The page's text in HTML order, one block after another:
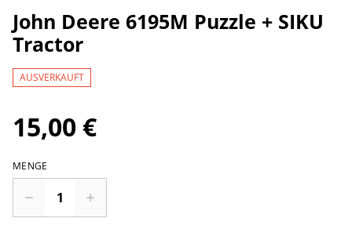
John Deere 6195M Puzzle + SIKU
Tractor
AUSVERKAUFT
15,00 €
MENGE